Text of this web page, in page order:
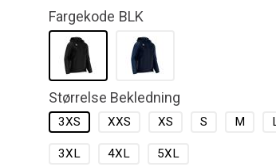
Fargekode BLK
Størrelse Bekledning
3XS XXS XS S M
3XL 4XL 5XL